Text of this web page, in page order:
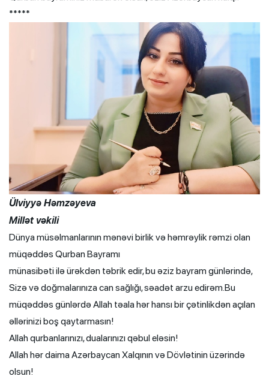
*****
Ülviyyə Həmzəyeva
Millət vəkili
Dünya müsəlmanlarının mənəvi birlik və həmrəylik rəmzi olan
müqəddəs Qurban Bayramı
münasibəti ilə ürəkdən təbrik edir, bu əziz bayram günlərində,
Sizə və doğmalarınıza can sağlığı, səadət arzu edirəm.Bu
müqəddəs günlərdə Allah təala hər hansı bir çətinlikdən açılan
əllərinizi boş qaytarmasın!
Allah qurbanlarınızı, dualarınızı qəbul eləsin!
Allah hər daima Azərbaycan Xalqının və Dövlətinin üzərində
olsun!